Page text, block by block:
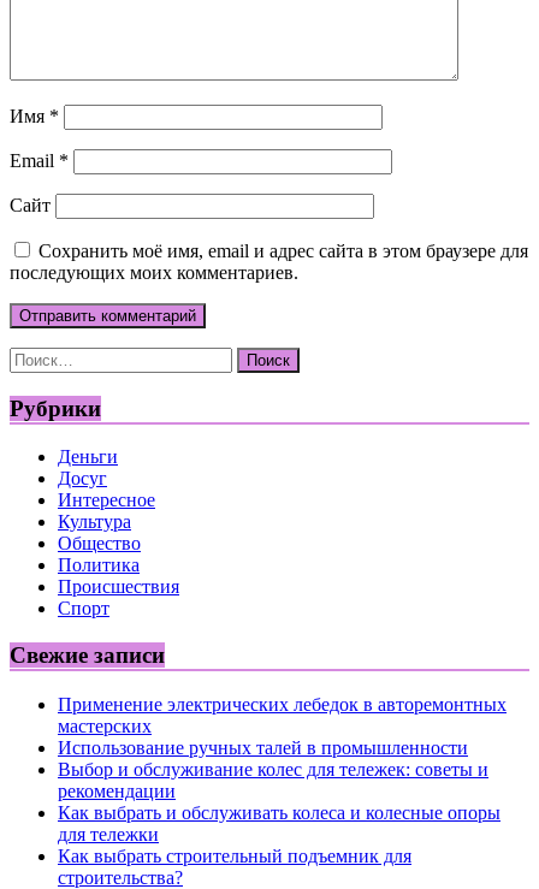
Имя *
Email *
Сайт
Сохранить моё имя, email и адрес сайта в этом браузере для
последующих моих комментариев.
Найти:
Рубрики
Деньги
Досуг
Интересное
Культура
Общество
Политика
Происшествия
Спорт
Свежие записи
Применение электрических лебедок в авторемонтных
мастерских
Использование ручных талей в промышленности
Выбор и обслуживание колес для тележек: советы и
рекомендации
Как выбрать и обслуживать колеса и колесные опоры
для тележки
Как выбрать строительный подъемник для
строительства?